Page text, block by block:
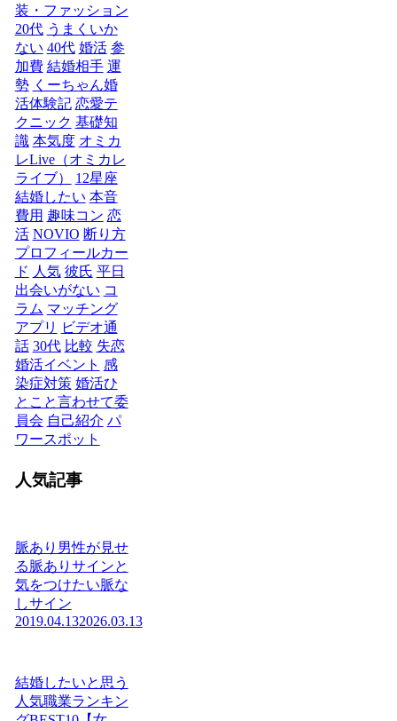
装・ファッション
20代 うまくいか
ない 40代 婚活 参
加費 結婚相手 運
勢 くーちゃん婚
活体験記 恋愛テ
クニック 基礎知
識 本気度 オミカ
レLive（オミカレ
ライブ）
12星座
結婚したい 本音
費用 趣味コン 恋
活 NOVIO 断り方
プロフィールカー
ド 人気 彼氏 平日
出会いがない コ
ラム マッチング
アプリ
ビデオ通
話 30代 比較 失恋
婚活イベント 感
染症対策 婚活ひ
とこと言わせて委
員会 自己紹介 パ
ワースポット
人気記事
脈あり男性が見せ
る脈ありサインと
気をつけたい脈な
しサイン
2019.04.132026.03.13
結婚したいと思う
人気職業ランキン